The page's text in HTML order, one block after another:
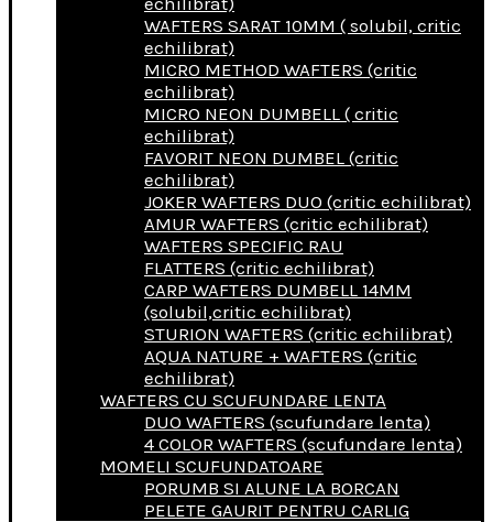
WAFTERS SARAT 10MM ( solubil, critic
echilibrat)
MICRO METHOD WAFTERS (critic
echilibrat)
MICRO NEON DUMBELL ( critic
echilibrat)
FAVORIT NEON DUMBEL (critic
echilibrat)
JOKER WAFTERS DUO (critic echilibrat)
AMUR WAFTERS (critic echilibrat)
WAFTERS SPECIFIC RAU
FLATTERS (critic echilibrat)
CARP WAFTERS DUMBELL 14MM
(solubil,critic echilibrat)
STURION WAFTERS (critic echilibrat)
AQUA NATURE + WAFTERS (critic
echilibrat)
WAFTERS CU SCUFUNDARE LENTA
DUO WAFTERS (scufundare lenta)
4 COLOR WAFTERS (scufundare lenta)
MOMELI SCUFUNDATOARE
PORUMB SI ALUNE LA BORCAN
PELETE GAURIT PENTRU CARLIG